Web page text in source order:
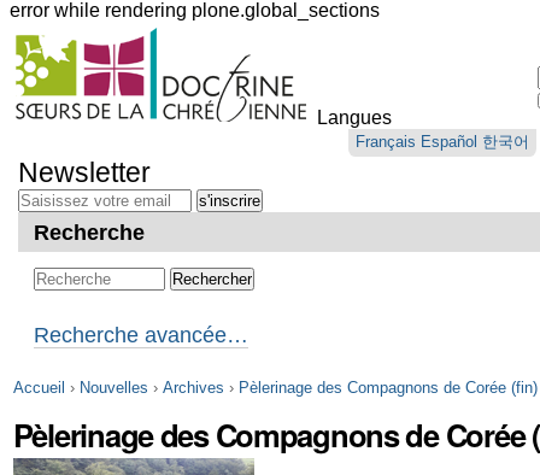
error while rendering plone.global_sections
Outils
personnels
Langues
Français Español 한국어
au
contenu.
Aller
navigation
Newsletter
Recherche
Recherche avancée…
Accueil › Nouvelles › Archives › Pèlerinage des Compagnons de Corée (fin)
Pèlerinage des Compagnons de Corée